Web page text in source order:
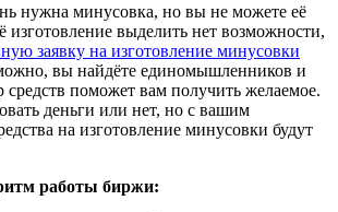
нужна минусовка, но вы не можете её
изготовление выделить нет возможности,
заявку на изготовление минусовки
вы найдёте единомышленников и
средств поможет вам получить желаемое.
деньги или нет, но с вашим
на изготовление минусовки будут
работы биржи: